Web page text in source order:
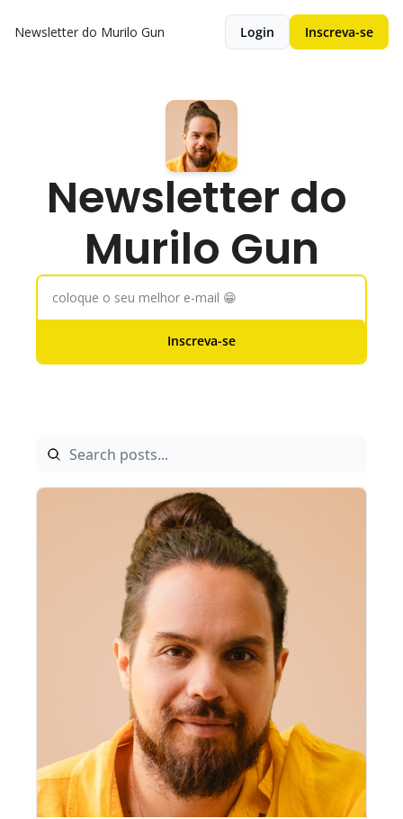
Newsletter do Murilo Gun Login Inscreva-se
Newsletter do
Murilo Gun
Inscreva-se